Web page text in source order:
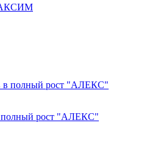
полный рост "АЛЕКС"